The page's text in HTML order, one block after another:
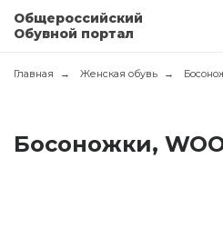
Общероссийский
Обувной портал
Главная Женская обувь
Босоножки,